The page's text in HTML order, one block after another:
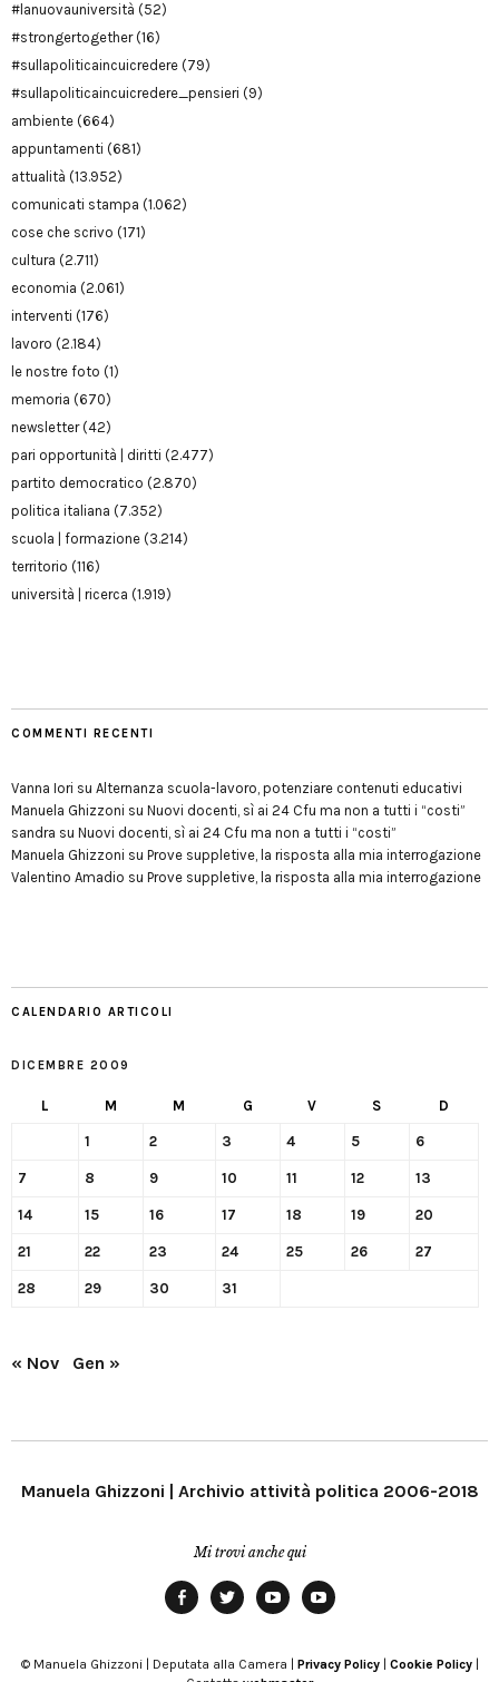
#lanuovauniversità (52)
#strongertogether(16)
#sullapoliticaincuicredere (79)
#sullapoliticaincuicredere_pensieri (9)
ambiente (664)
appuntamenti (681)
attualità (13.952)
comunicati stampa (1.062)
cose che scrivo (171)
cultura (2.711)
economia (2.061)
interventi (176)
lavoro (2.184)
le nostre foto (1)
memoria (670)
newsletter(42)
pari opportunità | diritti (2.477)
partito democratico (2.870)
politica italiana (7.352)
scuola | formazione (3.214)
territorio (116)
università | ricerca (1.919)
COMMENTI RECENTI
Vanna Iori su Alternanza scuola-lavoro, potenziare contenuti educativi
Manuela Ghizzoni su Nuovi docenti, sì ai 24 Cfu ma non a tutti i “costi”
sandra su Nuovi docenti, sì ai 24 Cfu ma non a tutti i “costi”
Manuela Ghizzoni su Prove suppletive, la risposta alla mia interrogazione
Valentino Amadio su Prove suppletive, la risposta alla mia interrogazione
CALENDARIO ARTICOLI
DICEMBRE 2009
L M M G V S D
1 2 3 4 5 6
7 8 9 10 11 12 13
14 15 16 17 18 19 20
21 22 23 24 25 26 27
28 29 30 31
« Nov Gen »
Manuela Ghizzoni | Archivio attività politica 2006-2018
Mi trovi anche qui
Modena
© Manuela Ghizzoni | Deputata alla Camera | Privacy Policy| Cookie Policy|